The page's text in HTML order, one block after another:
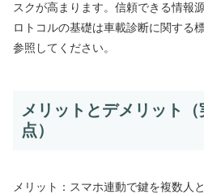
スクが高まります。信頼できる情報
ロトコルの基礎は車載診断に関する
参照してください。
メリットとデメリット
点）
メリット：スマホ連動で鍵を複数人